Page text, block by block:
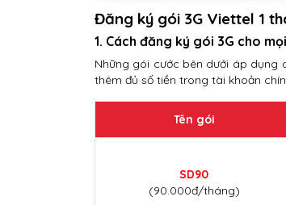
Đăng ký gói 3G Viettel 1
1. Cách đăng ký gói 3G cho
Những gói cước bên dưới áp dụng
thêm đủ số tiền trong tài khoản
Tên gói
SD90
(90.000đ/tháng)